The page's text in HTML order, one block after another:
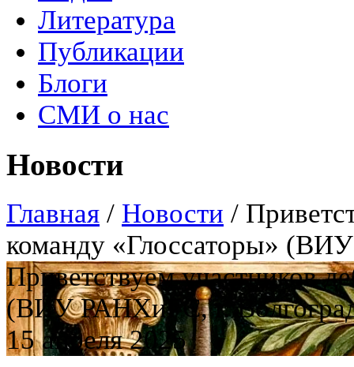
Литература
Публикации
Блоги
СМИ о нас
Новости
Главная / Новости /
команду «Глоссаторы»
Приветствуем участников
(ВИУ РАНХиГС, г.
15 апреля 2025